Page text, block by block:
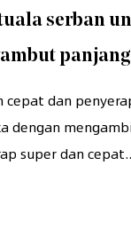
serban
panjang
cepat dan
dengan
super dan